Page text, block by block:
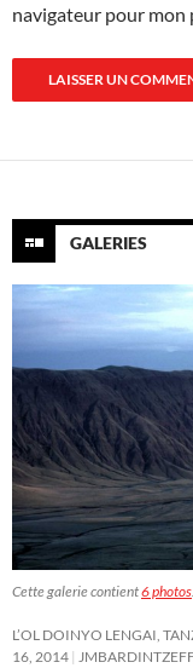
navigateur pour mon
GALERIES
Cette galerie contient6 photos.
L’OL DOINYO LENGAI,
16, 2014